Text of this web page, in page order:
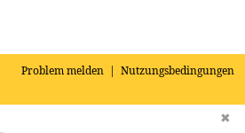
Problem melden | Nutzungsbedingungen
✖